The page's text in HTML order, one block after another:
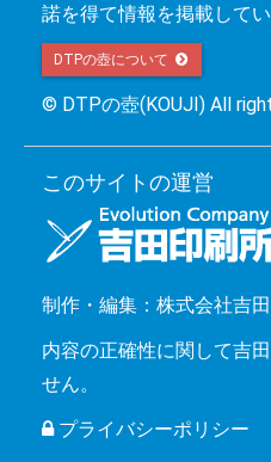
諾を得て情報を掲載してい
DTPの壺について
© DTPの壺(KOUJI) All
このサイトの運営
制作・編集：株式会社吉
内容の正確性に関して吉
せん。
プライバシーポリシー